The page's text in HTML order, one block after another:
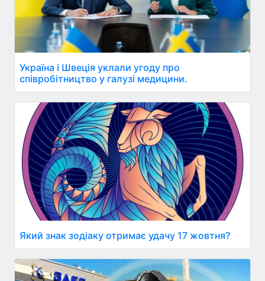
Україна і Швеція уклали угоду про
співробітництво у галузі медицини.
Який знак зодіаку отримає удачу 17 жовтня?